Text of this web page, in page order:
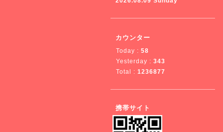
カウンター
Today : 58
Yesterday : 343
Total : 1236877
携帯サイト